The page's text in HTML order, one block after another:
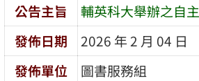
公告主旨
輔英科大舉辦之自
發佈日期
2026 年 2 月 04 日
發佈單位
圖書服務組